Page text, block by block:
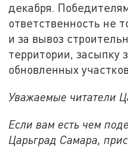
декабря.
ответственность не
и за вывоз
территории, засыпку
обновленных
Уважаемые читатели
Если вам есть чем
Царьград Самара,